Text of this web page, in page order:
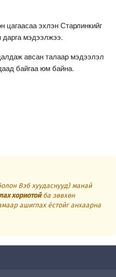
эхлэн Старлинкийг
дарга мэдээлжээ.
авсан талаар мэдээлэл
байгаа юм байна.
Вэб хуудаснууд) манай
хориотойба зөвхөн
ашиглах ёстойг анхаарна